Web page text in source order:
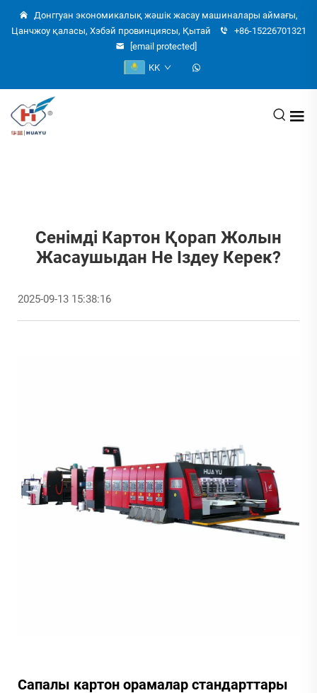
Донггуан экономикалық жәшік жасау машиналары аймағы,
Цанчжоу қаласы, Хэбэй провинциясы, Қытай
+86-15226701321
[email protected]
KK
Сенімді Картон Қорап Жолын
Жасаушыдан Не Іздеу Керек?
2025-09-13 15:38:16
Сапалы картон орамалар стандарттары